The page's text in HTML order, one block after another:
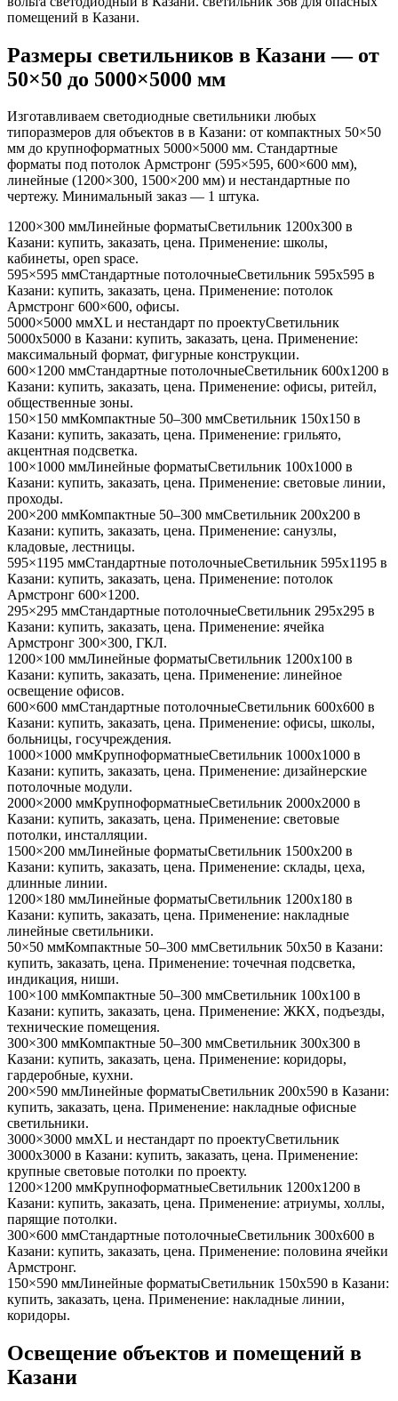
помещений в Казани.
Размеры светильников в Казани— от
50×50 до 5000×5000 мм
Изготавливаем светодиодные светильники любых
типоразмеров для объектов в в Казани: от компактных 50×50
мм до крупноформатных 5000×5000 мм. Стандартные
форматы под потолок Армстронг (595×595, 600×600 мм),
линейные (1200×300, 1500×200 мм) и нестандартные по
чертежу. Минимальный заказ — 1 штука.
1200×300 ммЛинейные форматыСветильник 1200x300 в
Казани: купить, заказать, цена. Применение: школы,
кабинеты, open space.
595×595 ммСтандартные потолочныеСветильник 595x595 в
Казани: купить, заказать, цена. Применение: потолок
Армстронг 600×600, офисы.
5000×5000 ммXL и нестандарт по проектуСветильник
5000x5000 в Казани: купить, заказать, цена. Применение:
максимальный формат, фигурные конструкции.
600×1200 ммСтандартные потолочныеСветильник 600x1200 в
Казани: купить, заказать, цена. Применение: офисы, ритейл,
общественные зоны.
150×150 ммКомпактные 50–300 ммСветильник 150x150 в
Казани: купить, заказать, цена. Применение: грильято,
акцентная подсветка.
100×1000 ммЛинейные форматыСветильник 100x1000 в
Казани: купить, заказать, цена. Применение: световые линии,
проходы.
200×200 ммКомпактные 50–300 ммСветильник 200x200 в
Казани: купить, заказать, цена. Применение: санузлы,
кладовые, лестницы.
595×1195 ммСтандартные потолочныеСветильник 595x1195 в
Казани: купить, заказать, цена. Применение: потолок
Армстронг 600×1200.
295×295 ммСтандартные потолочныеСветильник 295x295 в
Казани: купить, заказать, цена. Применение: ячейка
Армстронг 300×300, ГКЛ.
1200×100 ммЛинейные форматыСветильник 1200x100 в
Казани: купить, заказать, цена. Применение: линейное
освещение офисов.
600×600 ммСтандартные потолочныеСветильник 600x600 в
Казани: купить, заказать, цена. Применение: офисы, школы,
больницы, госучреждения.
1000×1000 ммКрупноформатныеСветильник 1000x1000 в
Казани: купить, заказать, цена. Применение: дизайнерские
потолочные модули.
2000×2000 ммКрупноформатныеСветильник 2000x2000 в
Казани: купить, заказать, цена. Применение: световые
потолки, инсталляции.
1500×200 ммЛинейные форматыСветильник 1500x200 в
Казани: купить, заказать, цена. Применение: склады, цеха,
длинные линии.
1200×180 ммЛинейные форматыСветильник 1200x180 в
Казани: купить, заказать, цена. Применение: накладные
линейные светильники.
50×50 ммКомпактные 50–300 ммСветильник 50x50 в Казани:
купить, заказать, цена. Применение: точечная подсветка,
индикация, ниши.
100×100 ммКомпактные 50–300 ммСветильник 100x100 в
Казани: купить, заказать, цена. Применение: ЖКХ, подъезды,
технические помещения.
300×300 ммКомпактные 50–300 ммСветильник 300x300 в
Казани: купить, заказать, цена. Применение: коридоры,
гардеробные, кухни.
200×590 ммЛинейные форматыСветильник 200x590 в Казани:
купить, заказать, цена. Применение: накладные офисные
светильники.
3000×3000 ммXL и нестандарт по проектуСветильник
3000x3000 в Казани: купить, заказать, цена. Применение:
крупные световые потолки по проекту.
1200×1200 ммКрупноформатныеСветильник 1200x1200 в
Казани: купить, заказать, цена. Применение: атриумы, холлы,
парящие потолки.
300×600 ммСтандартные потолочныеСветильник 300x600 в
Казани: купить, заказать, цена. Применение: половина ячейки
Армстронг.
150×590 ммЛинейные форматыСветильник 150x590 в Казани:
купить, заказать, цена. Применение: накладные линии,
коридоры.
Освещение объектов и помещений в
Казани